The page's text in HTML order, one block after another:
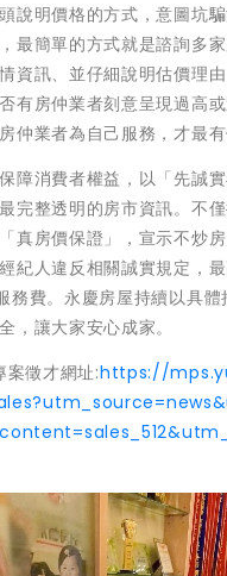
說明價格的方式，意圖坑
最簡單的方式就是諮詢多
資訊、並仔細說明估價理
有房仲業者刻意呈現過高
仲業者為自己服務，才最有
障消費者權益，以「先誠
完整透明的房市資訊。不
真房價保證」，宣示不炒房
紀人違反相關誠實規定，
務費。永慶房屋持續以具
，讓大家安心成家。
案徵才網址:https://